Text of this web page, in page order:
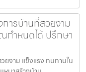
ารบ้านที่สวยงาม
กำหนดได้ ปรึกษา
ยงาม แข็งแรง ทนทานใน